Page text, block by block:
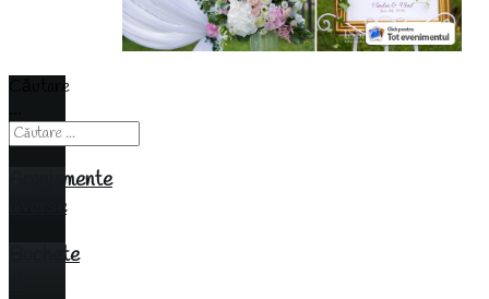
Căutare
Aranjamente
diverse
Buchete